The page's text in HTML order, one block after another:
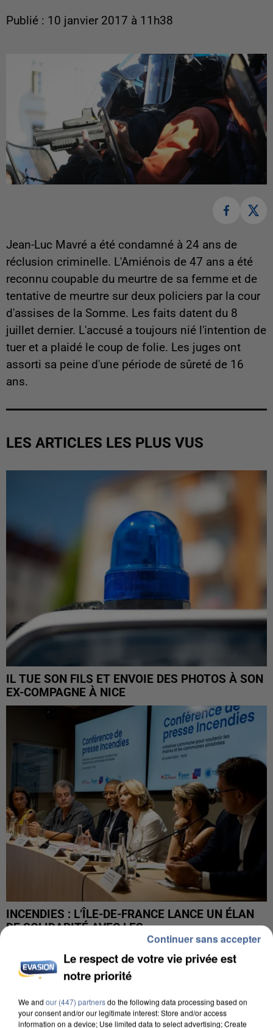
Publié : 10 janvier 2017 à 11h38
Jean-Luc Mavré a été condamné à 24 ans de
réclusion criminelle. L'Amiénois de 47 ans a été
reconnu coupable du meurtre de sa femme et de
tentative de meurtre sur deux policiers par la cour
d'assises de la Somme. Les faits datent du 8
juillet dernier. L'accusé a toujours nié l'intention de
tuer et a plaidé le coup de folie. Les juges ont
assorti sa peine d'une période de sûreté de 16
ans.
LES ARTICLES LES PLUS VUS
IL TUE SON FILS ET ENVOIE DES PHOTOS À SON
EX-COMPAGNE À NICE
INCENDIES : L’ÎLE-DE-FRANCE LANCE UN ÉLAN
DE SOLIDARITÉ AVEC LES...
Le respect de votre vie privée est
notre priorité
We and our (447) partnersdo the following data processing based on
your consent and/or our legitimate interest: Store and/or access
information on a device; Use limited data to select advertising; Create
Continuer sans accepter